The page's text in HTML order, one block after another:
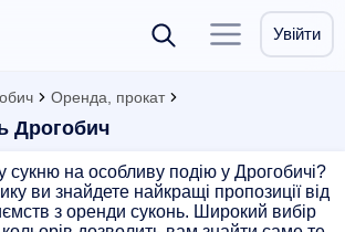
Увійти
Оренда, прокат
Дрогобич
сукню на особливу подію у Дрогобичі?
ви знайдете найкращі пропозиції від
з оренди суконь. Широкий вибір